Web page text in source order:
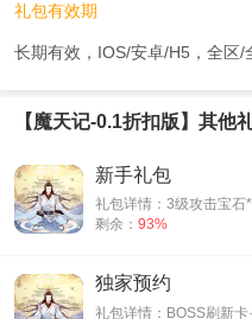
礼包有效期
长期有效，IOS/安卓/H5，全区/
【魔天记-0.1折扣版】其他
新手礼包
剩余： 93%
独家预约